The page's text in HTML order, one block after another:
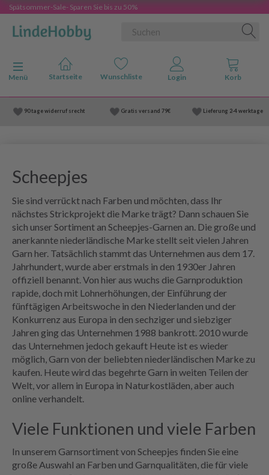
Spätsommer-Sale- Sparen Sie bis zu 50%
Anzeige ändern
Menü
90 tage widerruf srecht Gratis versand 79€ Lieferung 2-4 werktage
Scheepjes
Sie sind verrückt nach Farben und möchten, dass Ihr
nächstes Strickprojekt die Marke trägt? Dann schauen Sie
sich unser Sortiment an Scheepjes-Garnen an. Die große und
anerkannte niederländische Marke stellt seit vielen Jahren
Garn her. Tatsächlich stammt das Unternehmen aus dem 17.
Jahrhundert, wurde aber erstmals in den 1930er Jahren
offiziell benannt. Von hier aus wuchs die Garnproduktion
rapide, doch mit Lohnerhöhungen, der Einführung der
fünftägigen Arbeitswoche in den Niederlanden und der
Konkurrenz aus Europa in den sechziger und siebziger
Jahren ging das Unternehmen 1988 bankrott. 2010 wurde
das Unternehmen jedoch gekauft Heute ist es wieder
möglich, Garn von der beliebten niederländischen Marke zu
kaufen. Heute wird das begehrte Garn in weiten Teilen der
Welt, vor allem in Europa in Naturkostläden, aber auch
online verhandelt.
Viele Funktionen und viele Farben
In unserem Garnsortiment von Scheepjes finden Sie eine
große Auswahl an Farben und Garnqualitäten, die für viele